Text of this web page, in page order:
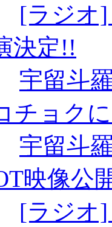
[ラジオ
決定!!
宇留斗
チョク
宇留斗
映像公
[ラジオ]